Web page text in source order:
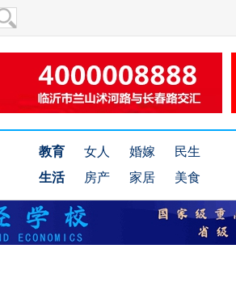
教育 女人 婚嫁
民生
生活
房产 家居 美食